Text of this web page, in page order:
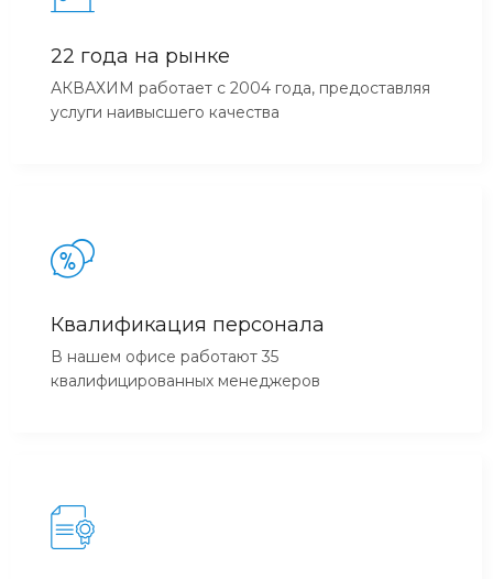
22 года на рынке
АКВАХИМ работает с 2004 года, предоставляя
услуги наивысшего качества
Квалификация персонала
В нашем офисе работают 35
квалифицированных менеджеров